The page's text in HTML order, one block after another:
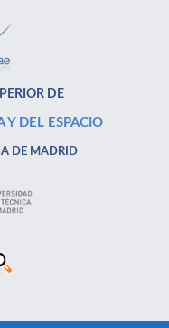
DE
Y DEL ESPACIO
DE MADRID